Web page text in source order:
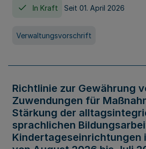
In Kraft Seit 01. April 2026
Verwaltungsvorschrift
Richtlinie zur Gewährung
Zuwendungen für
Stärkung der
sprachlichen
Kindertageseinrichtungen